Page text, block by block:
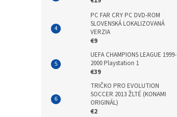
PC FAR CRY PC DVD-ROM
SLOVENSKÁ LOKALIZOVANÁ
VERZIA
€9
UEFA CHAMPIONS LEAGUE 1999-
2000 Playstation 1
€39
TRIČKO PRO EVOLUTION
SOCCER 2013 ŽLTÉ (KONAMI
ORIGINÁL)
€2